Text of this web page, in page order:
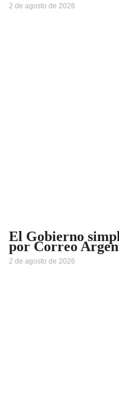
2 de agosto de 2026
El Gobierno
por Correo
2 de agosto de 2026